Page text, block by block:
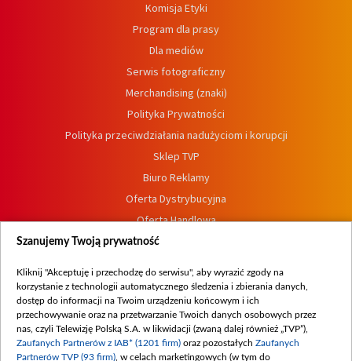
Komisja Etyki
Program dla prasy
Dla mediów
Serwis fotograficzny
Merchandising (znaki)
Polityka Prywatności
Polityka przeciwdziałania nadużyciom i korupcji
Sklep TVP
Biuro Reklamy
Oferta Dystrybucyjna
Oferta Handlowa
Dostępność
Procedura zgłoszeń wewnętrznych
Szanujemy Twoją prywatność
Kliknij "Akceptuję i przechodzę do serwisu", aby wyrazić zgody na
korzystanie z technologii automatycznego śledzenia i zbierania danych,
dostęp do informacji na Twoim urządzeniu końcowym i ich
przechowywanie oraz na przetwarzanie Twoich danych osobowych przez
nas, czyli Telewizję Polską S.A. w likwidacji (zwaną dalej również „TVP”),
Zaufanych Partnerów z IAB* (1201 firm) oraz pozostałych Zaufanych
Partnerów TVP (93 firm) , w celach marketingowych (w tym do